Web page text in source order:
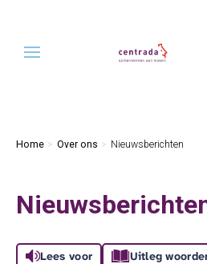
Naar de
Ga naar Hoofd
Home Over ons Nieuwsberichten
Lees voor Uitleg